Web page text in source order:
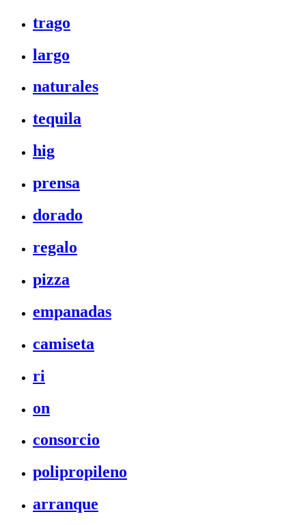
trago
largo
naturales
tequila
hig
prensa
dorado
regalo
pizza
empanadas
camiseta
ri
on
consorcio
polipropileno
arranque